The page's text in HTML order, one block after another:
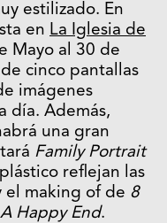
estilizado. En
en La Iglesia de
Mayo al 30 de
cinco pantallas
imágenes
día. Además,
una gran
Family Portrait
reflejan las
el making of de 8
Happy End.